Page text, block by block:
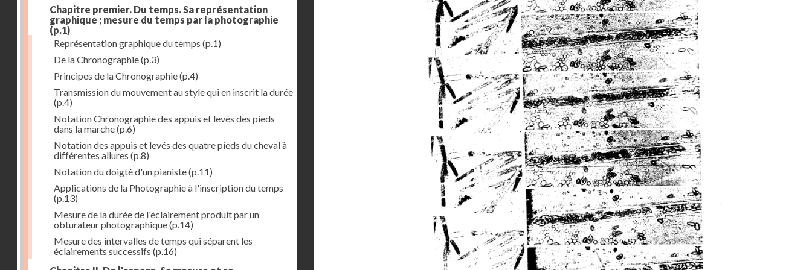
Chapitre premier. Du temps. Sa représentation
graphique ; mesure du temps par la photographie
(p.1)
Représentation graphique du temps (p.1)
De la Chronographie(p.3)
Principes de la Chronographie(p.4)
Transmission du mouvement au style qui en inscrit la durée
(p.4)
Notation Chronographie des appuis et levés des pieds
dans la marche(p.6)
Notation des appuis et levés des quatre pieds du cheval à
différentes allures (p.8)
Notation du doigté d'un pianiste(p.11)
Applications de la Photographie à l'inscription du temps
(p.13)
Mesure de la durée de l'éclairement produit par un
obturateur photographique(p.14)
Mesure des intervalles de temps qui séparent les
éclairements successifs (p.16)